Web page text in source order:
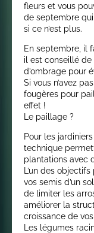
fleurs et vous
de septembre qui
si ce n’est plus.
En septembre, il
il est conseillé
d’ombrage pour
Si vous n’avez
fougères pour
effet !
Le paillage ?
Pour les
technique
plantations avec
L’un des
vos semis d’un
de limiter les
améliorer la
croissance de
Les légumes